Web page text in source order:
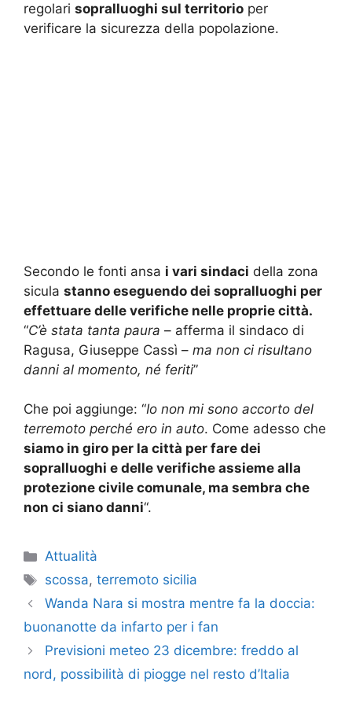
regolari sopralluoghi sul territorio per
verificare la sicurezza della popolazione.
Secondo le fonti ansa i vari sindaci della zona
sicula stanno eseguendo dei sopralluoghi per
effettuare delle verifiche nelle proprie città.
“C’è stata tanta paura – afferma il sindaco di
Ragusa, Giuseppe Cassì – ma non ci risultano
danni al momento, né feriti”
Che poi aggiunge: “Io non mi sono accorto del
terremoto perché ero in auto. Come adesso che
siamo in giro per la città per fare dei
sopralluoghi e delle verifiche assieme alla
protezione civile comunale, ma sembra che
non ci siano danni“.
Categorie
Attualità
Tag
scossa,terremoto sicilia
Wanda Nara si mostra mentre fa la doccia:
buonanotte da infarto per i fan
Previsioni meteo 23 dicembre: freddo al
nord, possibilità di piogge nel resto d’Italia